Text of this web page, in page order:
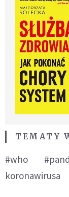
TEMATY
#who
koronawirusa